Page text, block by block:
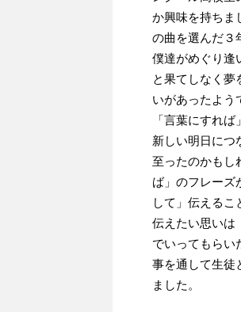
か興味を持ちま
の曲を選んだ３
僕達がめぐり逢
と果てしなく夢
いがあったよう
「言葉にすれ
新しい明日につ
至ったのかもし
ば」のフレーズ
して」伝えるこ
伝えたい思いは
でいってもらい
事を通して生徒
ました。